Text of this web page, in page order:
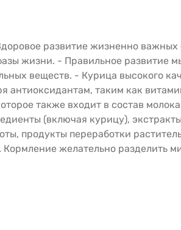
развитие жизненно
жизни. - Правильное развитие
веществ. - Курица высокого
антиоксидантам, таким как
также входит в состав
(включая курицу),
продукты переработки
желательно разделить